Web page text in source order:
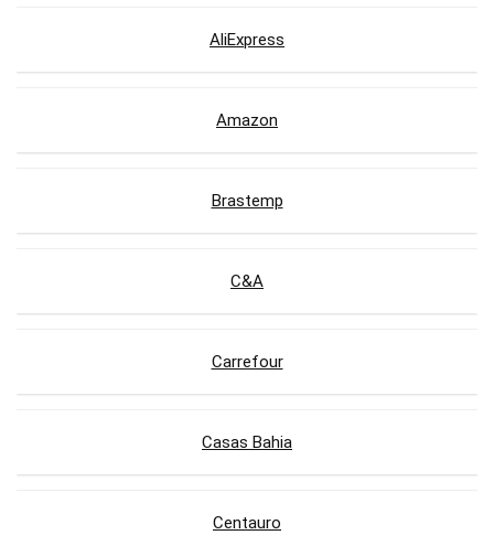
AliExpress
Amazon
Brastemp
C&A
Carrefour
Casas Bahia
Centauro